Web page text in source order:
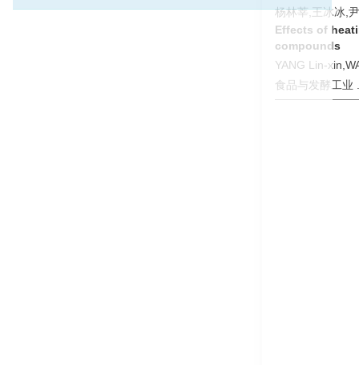
杨林莘,王冰冰,
Effects of
compounds
YANG Lin-
食品与发酵工业